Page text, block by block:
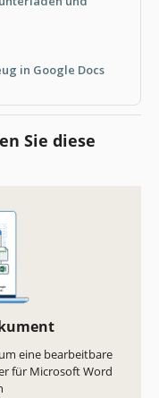
in Google Docs
Sie diese
eine bearbeitbare
für Microsoft Word